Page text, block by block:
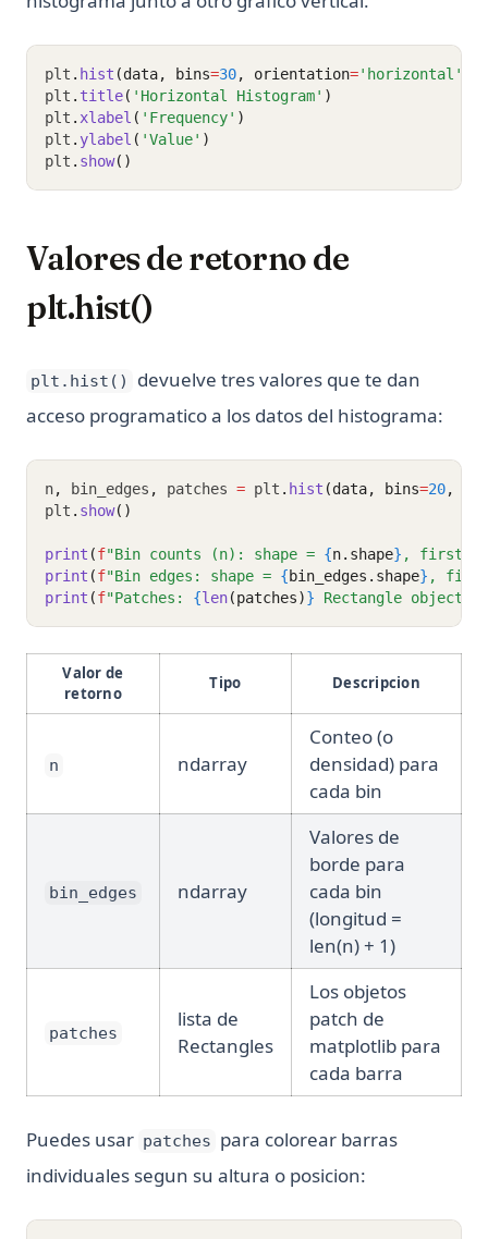
plt . hist (data, bins=30, orientation='horizontal'
plt . title( 'Horizontal Histogram' )
plt . xlabel ( 'Frequency' )
plt . ylabel ( 'Value' )
plt . show()
Valores de retorno de
plt.hist()
plt.hist()
devuelve tres valores que te dan
acceso programatico a los datos del histograma:
n, bin_edges , patches = plt . hist (data, bins=20,
plt . show()
print (f"Bin counts (n): shape = {n.shape} , first 5
print (f"Bin edges: shape = {bin_edges.shape} ,
print (f"Patches: {len(patches)} Rectangle objects"
Valor de
retorno
Tipo Descripcion
n ndarray
Conteo (o
densidad) para
cada bin
bin_edges ndarray
Valores de
borde para
cada bin
(longitud =
len(n) + 1)
patches
lista de
Rectangles
Los objetos
patch de
matplotlib para
cada barra
Puedes usar patches para colorear barras
individuales segun su altura o posicion: